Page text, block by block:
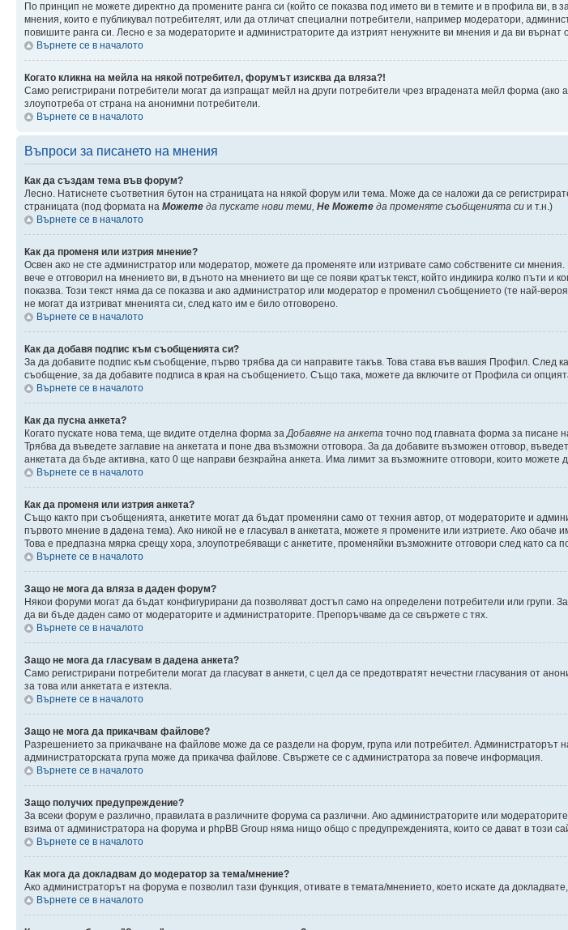
По принцип не можете директно да промените ранга си (който се показва под името ви в темите и в профила ви,
мнения, които е публикувал потребителят, или да отличат специални потребители, например модератори,
повишите ранга си. Лесно е за модераторите и администраторите да изтрият ненужните ви мнения и да ви върнат
Върнете се в началото
Когато кликна на мейла на някой потребител, форумът изисква да вляза?!
Само регистрирани потребители могат да изпращат мейл на други потребители чрез вградената мейл форма
злоупотреба от страна на анонимни потребители.
Върнете се в началото
Въпроси за писането на мнения
Как да създам тема във форум?
Лесно. Натиснете съответния бутон на страницата на някой форум или тема. Може да се наложи да се
страницата (под формата на Можете да пускате нови теми, Не Можете да променяте съобщенията си и т.н.)
Върнете се в началото
Как да променя или изтрия мнение?
Освен ако не сте администратор или модератор, можете да променяте или изтривате само собствените си
вече е отговорил на мнението ви, в дъното на мнението ви ще се появи кратък текст, който индикира колко пъти
показва. Този текст няма да се показва и ако администратор или модератор е променил съобщението (те най-
не могат да изтриват мненията си, след като им е било отговорено.
Върнете се в началото
Как да добавя подпис към съобщенията си?
За да добавите подпис към съобщение, първо трябва да си направите такъв. Това става във вашия Профил. След
съобщение, за да добавите подписа в края на съобщението. Също така, можете да включите от Профила си
Върнете се в началото
Как да пусна анкета?
Когато пускате нова тема, ще видите отделна форма заДобавяне на анкета точно под главната форма за писане
Трябва да въведете заглавие на анкетата и поне два възможни отговора. За да добавите възможен отговор,
анкетата да бъде активна, като 0 ще направи безкрайна анкета. Има лимит за възможните отговори, които можете
Върнете се в началото
Как да променя или изтрия анкета?
Също както при съобщенията, анкетите могат да бъдат променяни само от техния автор, от модераторите и
първото мнение в дадена тема). Ако никой не е гласувал в анкетата, можете я промените или изтриете. Ако
Това е предпазна мярка срещу хора, злоупотребяващи с анкетите, променяйки възможните отговори след като са
Върнете се в началото
Защо не мога да вляза в даден форум?
Някои форуми могат да бъдат конфигурирани да позволяват достъп само на определени потребители или групи.
да ви бъде даден само от модераторите и администраторите. Препоръчваме да се свържете с тях.
Върнете се в началото
Защо не мога да гласувам в дадена анкета?
Само регистрирани потребители могат да гласуват в анкети, с цел да се предотвратят нечестни гласувания от
за това или анкетата е изтекла.
Върнете се в началото
Защо не мога да прикачвам файлове?
Разрешението за прикачване на файлове може да се раздели на форум, група или потребител.
администраторската група може да прикачва файлове. Свържете се с администратора за повече информация.
Върнете се в началото
Защо получих предупреждение?
За всеки форум е различно, правилата в различните форума са различни. Ако администраторите или
взима от администратора на форума и phpBB Group няма нищо общо с предупрежденията, които се дават в този
Върнете се в началото
Как мога да докладвам до модератор за тема/мнение?
Ако администраторът на форума е позволил тази функция, отивате в темата/мнението, което искате да
Върнете се в началото